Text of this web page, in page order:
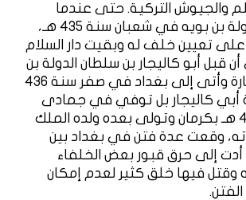
والجيوش التركية. حتى عندما
توفي جلال الدولة بن بويه في شعبان سنة 435 هـ،
تعيين خلف له وبقيت دار السلام
قبل أبو كاليجار بن سلطان الدولة بن
بهاء الدولة الإمارة وأتى إلى بغداد في صفر سنة 436
أبي كاليجار بل توفي في جمادى
الأولى سنة 440 هـ بكرمان وتولى بعده ولده الملك
وقعت عدة فتن في بغداد بين
أدت إلى حرق قبور بعض الخلفاء
وقتل فيها خلق كثير لعدم إمكان